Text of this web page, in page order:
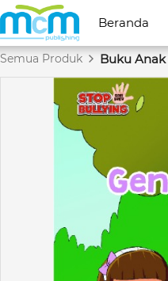
Beranda
Beranda
Semua Produk Buku Anak